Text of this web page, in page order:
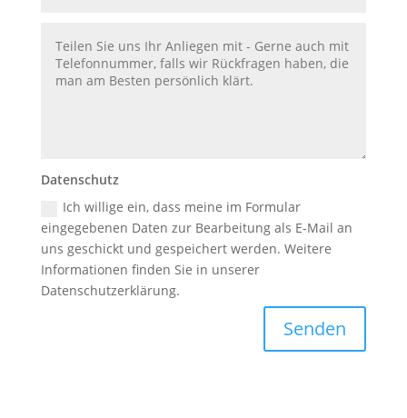
Datenschutz
Ich willige ein, dass meine im Formular
eingegebenen Daten zur Bearbeitung als E-Mail an
uns geschickt und gespeichert werden. Weitere
Informationen finden Sie in unserer
Datenschutzerklärung.
Senden